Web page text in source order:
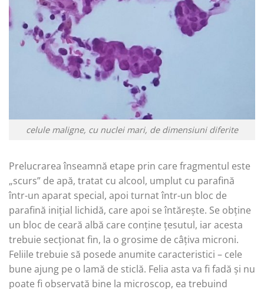
celule maligne, cu nuclei mari, de dimensiuni diferite
Prelucrarea înseamnă etape prin care fragmentul este
„scurs” de apă, tratat cu alcool, umplut cu parafină
într-un aparat special, apoi turnat într-un bloc de
parafină inițial lichidă, care apoi se întărește. Se obține
un bloc de ceară albă care conține țesutul, iar acesta
trebuie secționat fin, la o grosime de câțiva microni.
Feliile trebuie să posede anumite caracteristici – cele
bune ajung pe o lamă de sticlă. Felia asta va fi fadă și nu
poate fi observată bine la microscop, ea trebuind